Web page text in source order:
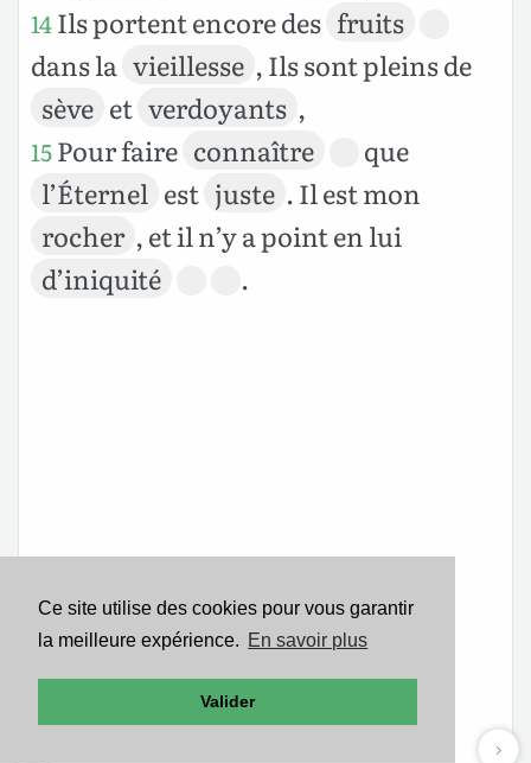
Ce site utilise des cookies pour vous garantir
la meilleure expérience. En savoir plus
Valider
14Ils portent encore des fruits
dans la vieillesse , Ils sont pleins de
sève et verdoyants ,
15Pour faire connaître
que
l’Éternel est juste . Il est mon
rocher , et il n’y a point en lui
d’iniquité
.